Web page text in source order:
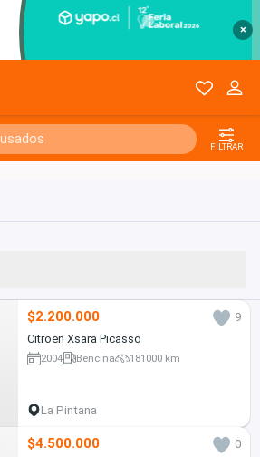
×
FILTRAR
$2.200.000
9
Citroen Xsara Picasso
2004 Bencina 181000 km
La Pintana
$4.500.000
0